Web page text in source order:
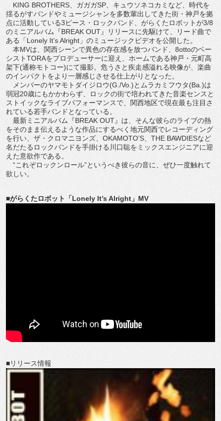
KING BROTHERS、ガガガSP、キュウソネコカミなど、時代を
揺るがすバンドやミュージシャンを多数輩出してきた街・神戸を拠
点に活動している3ピース・ロックバンド、がらくたロボットが3/8
のミニアルバム『BREAK OUT』リリースに先駆けて、リード曲で
ある「Lonely It’s Alright」のミュージックビデオを公開した。
本MVは、関西シーンで異色の存在感を放つバンド、8ottoのベー
シストTORAをプロデューサーに迎え、ホームである神戸・元町高
架下(通称モトコー)にて撮影。危うさと疾走感溢れる映像が、楽曲
のインパクトをより一層感じさせる仕上がりとなった。
メンバーのヤマモトダイジロウ(G./Vo.)とムラカミフウタ(Ba.)は
弱冠20歳にもかかわらず、ロックの街で培われてきた音楽センスと
ストイックなライブパフォーマンスで、関西地区で現在最も注目さ
れている若手バンドとなっている。
最新ミニアルバム『BREAK OUT』は、そんな彼らのライブの熱
をそのまま伝えるような作品にするべく地元関西でレコーディング
を行い、ザ・クロマニヨンズ、OKAMOTO’S、THE BAWDIESなど
名だたるロックバンドを手掛ける川口聡をミックスエンジニアに迎
えた意欲作である。
“これぞロックンロール”というべき彼らの音に、ぜひ一度触れて
欲しい。
■がらくたロボット「Lonely It’s Alright」MV
■リリース情報